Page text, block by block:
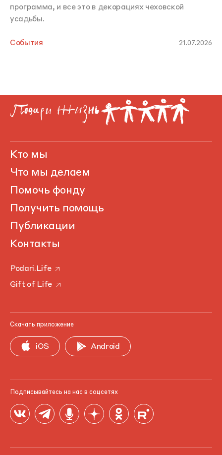
программа, и все это в декорациях чеховской
усадьбы.
События 21.07.2026
Кто мы
Что мы делаем
Помочь фонду
Получить помощь
Публикации
Контакты
Podari.Life
Gift of Life
Скачать приложение
iOS Android
Подписывайтесь на нас в соцсетях